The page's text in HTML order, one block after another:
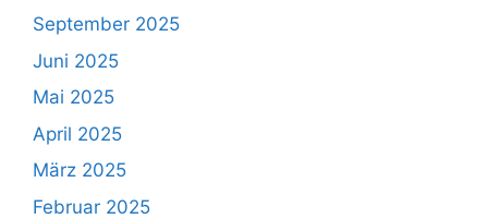
September 2025
Juni 2025
Mai 2025
April 2025
März 2025
Februar 2025